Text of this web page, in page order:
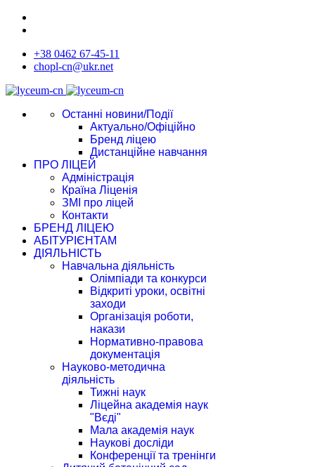
+38 0462 67-45-11
chopl-cn@ukr.net
Останні новини/Події
Актуально/Офіційно
Бренд ліцею
Дистанційне навчання
ПРО ЛІЦЕЙ
Адміністрація
Країна Ліценія
ЗМІ про ліцей
Контакти
БРЕНД ЛІЦЕЮ
АБІТУРІЄНТАМ
ДІЯЛЬНІСТЬ
Навчальна діяльність
Олімпіади та конкурси
Відкриті уроки, освітні
заходи
Організація роботи,
накази
Нормативно-правова
документація
Науково-методична
діяльність
Тижні наук
Ліцейна академія наук
"Вєді"
Мала академія наук
Наукові досліди
Конференції та тренінги